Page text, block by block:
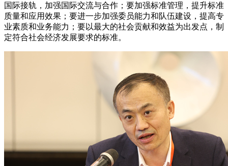
国际接轨，加强国际交流与合作；要加强标准管理，提升标准
质量和应用效果；要进一步加强委员能力和队伍建设，提高专
业素质和业务能力；要以最大的社会贡献和效益为出发点，制
定符合社会经济发展要求的标准。